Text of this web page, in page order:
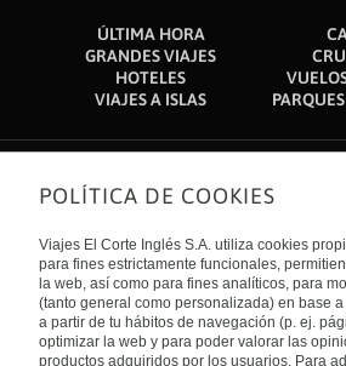
ÚLTIMA HORA
GRANDES VIAJES
HOTELES
VIAJES A ISLAS
Sobre nosotros
Quiénes somos
Financiación
Sostenibilidad
Turismo accesible
Tarjeta El Corte Inglés
Trabaja con nosotros
El Corte Inglés
Enlaces de interés
Guías de viaje
Catálogos
Auto check-in
Internacional
POLÍTICA DE COOKIES
Viajes El Corte Inglés S.A. utiliza cookies
para fines estrictamente funcionales,
la web, así como para fines analíticos, para
(tanto general como personalizada) en base
a partir de tu hábitos de navegación (p. ej.
optimizar la web y para poder valorar las
productos adquiridos por los usuarios. Para